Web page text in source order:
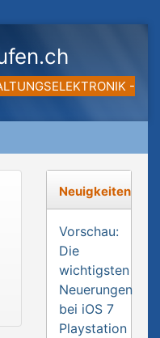
-
Neuigkeiten
Vorschau:
Die
wichtigsten
Neuerungen
bei iOS 7
Playstation